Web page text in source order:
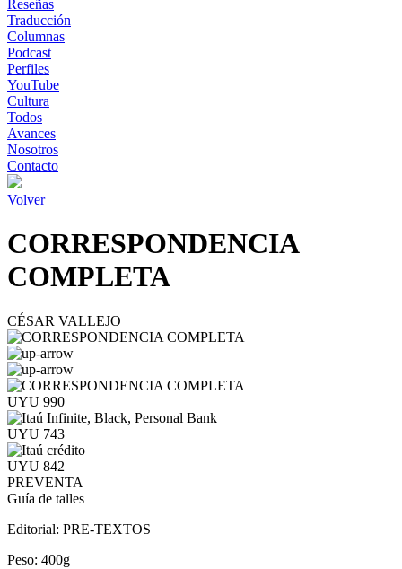
Reseñas
Traducción
Columnas
Podcast
Perfiles
YouTube
Cultura
Todos
Avances
Nosotros
Contacto
Volver
CORRESPONDENCIA
COMPLETA
CÉSAR VALLEJO
UYU 990
UYU 743
UYU 842
PREVENTA
Guía de talles
Editorial: PRE-TEXTOS
Peso: 400g